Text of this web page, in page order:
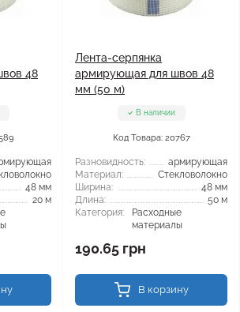
48
48 мм
20 м
Лента-серпянка
армирующая для швов 48
мм (50 м)
В наличии
Код Товара: 20767
Разновидность:
армирующая
Материал:
Стекловолокно
Ширина:
48 мм
Длина:
50 м
Категория:
Расходные
материалы
190.65 грн
В корзину